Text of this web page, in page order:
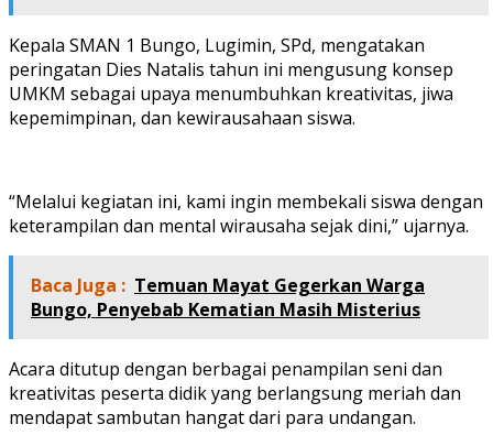
Kepala SMAN 1 Bungo, Lugimin, SPd, mengatakan
peringatan Dies Natalis tahun ini mengusung konsep
UMKM sebagai upaya menumbuhkan kreativitas, jiwa
kepemimpinan, dan kewirausahaan siswa.
“Melalui kegiatan ini, kami ingin membekali siswa dengan
keterampilan dan mental wirausaha sejak dini,” ujarnya.
Baca Juga : Temuan Mayat Gegerkan Warga
Bungo, Penyebab Kematian Masih Misterius
Acara ditutup dengan berbagai penampilan seni dan
kreativitas peserta didik yang berlangsung meriah dan
mendapat sambutan hangat dari para undangan.